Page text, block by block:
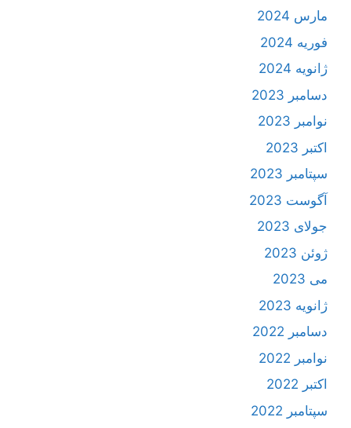
مارس 2024
فوریه 2024
ژانویه 2024
دسامبر 2023
نوامبر 2023
اکتبر 2023
سپتامبر 2023
آگوست 2023
جولای 2023
ژوئن 2023
می 2023
ژانویه 2023
دسامبر 2022
نوامبر 2022
اکتبر 2022
سپتامبر 2022